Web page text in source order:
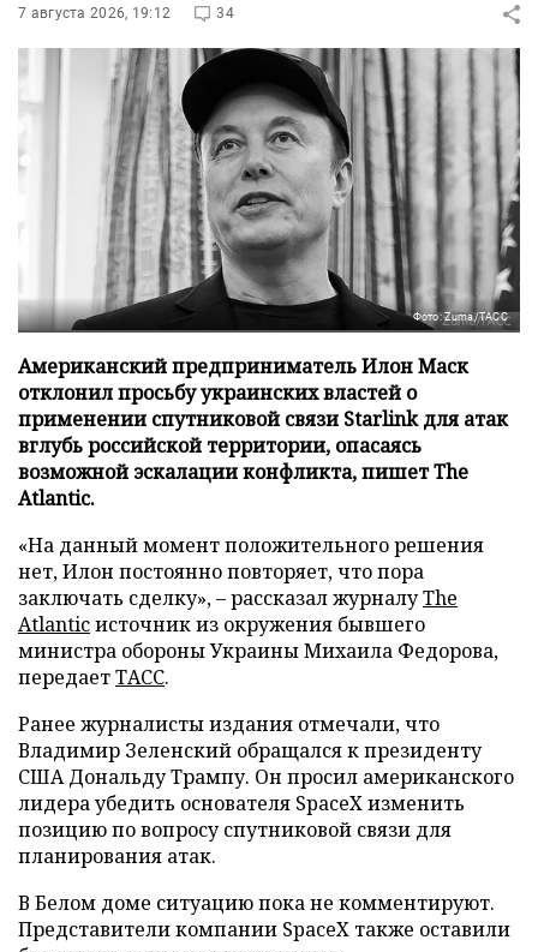
7 августа 2026, 19:12 34
Фото: Zuma/ТАСС
Американский предприниматель Илон Маск
отклонил просьбу украинских властей о
применении спутниковой связи Starlink для атак
вглубь российской территории, опасаясь
возможной эскалации конфликта, пишет The
Atlantic.
«На данный момент положительного решения
нет, Илон постоянно повторяет, что пора
заключать сделку», – рассказал журналуThe
Atlanticисточник из окружения бывшего
министра обороны Украины Михаила Федорова,
передаетТАСС.
Ранее журналисты издания отмечали, что
Владимир Зеленский обращался к президенту
США Дональду Трампу. Он просил американского
лидера убедить основателя SpaceX изменить
позицию по вопросу спутниковой связи для
планирования атак.
В Белом доме ситуацию пока не комментируют.
Представители компании SpaceX также оставили